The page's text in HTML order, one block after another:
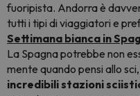
fuoripista. Andorra è
tutti i tipi di viaggiatori e
Settimana bianca in
La Spagna potrebbe non
mente quando pensi allo
incredibili stazioni